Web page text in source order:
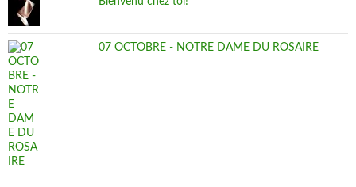
07 OCTOBRE - NOTRE DAME DU ROSAIRE